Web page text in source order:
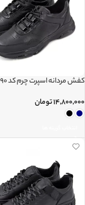
کفش مردانه اسپرت چرم کد 2390
۱۴,۸۰۰,۰۰۰تومان